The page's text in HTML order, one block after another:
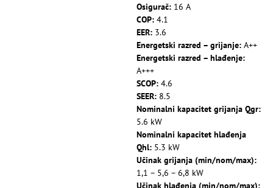
Osigurač: 16 A
COP: 4.1
EER: 3.6
Energetski razred – grijanje: A++
Energetski razred – hlađenje:
A+++
SCOP: 4.6
SEER: 8.5
Nominalni kapacitet grijanja Qgr:
5.6 kW
Nominalni kapacitet hlađenja
Qhl: 5.3 kW
Učinak grijanja (min/nom/max):
1,1 – 5,6 – 6,8 kW
Učinak hlađenja (min/nom/max):